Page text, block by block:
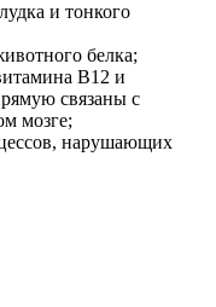
и тонкого
белка;
В12 и
связаны с
мозге;
нарушающих